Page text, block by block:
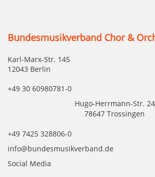
Bundesmusikverband Chor &
Karl-Marx-Str. 145
12043 Berlin
+49 30 60980781-0
Hugo-Herrmann-Str. 24
78647 Trossingen
+49 7425 328806-0
info@bundesmusikverband.de
Social Media